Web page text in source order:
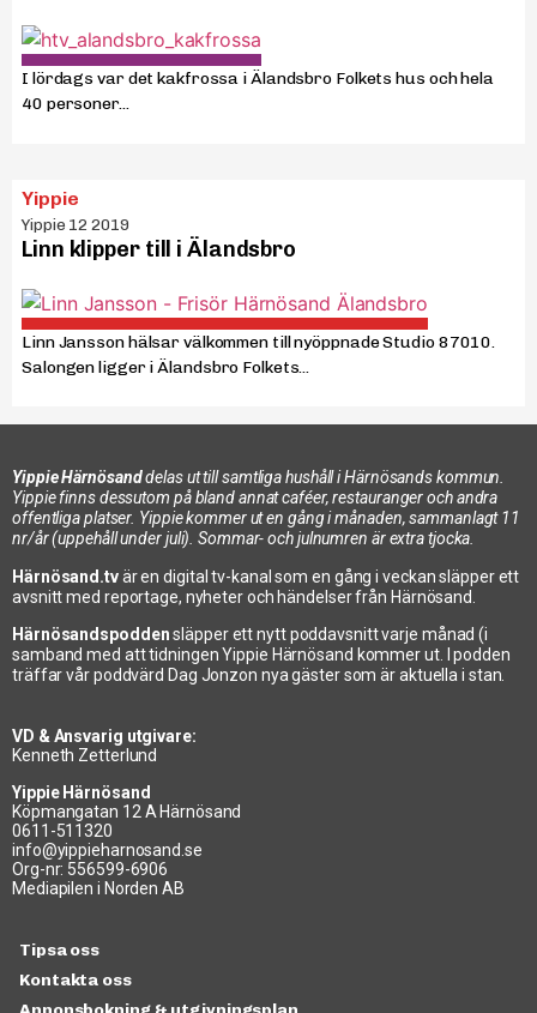
I lördags var det kakfrossa i Älandsbro Folkets hus och hela
40 personer...
Yippie
Yippie 12 2019
Linn klipper till i Älandsbro
Linn Jansson hälsar välkommen till nyöppnade Studio 87010.
Salongen ligger i Älandsbro Folkets...
Yippie Härnösanddelas ut till samtliga hushåll i Härnösands kommun.
Yippie finns dessutom på bland annat caféer, restauranger och andra
offentliga platser. Yippie kommer ut en gång i månaden, sammanlagt 11
nr/år (uppehåll under juli). Sommar- och julnumren är extra tjocka.
Härnösand.tvär en digital tv-kanal som en gång i veckan släpper ett
avsnitt med reportage, nyheter och händelser från Härnösand.
Härnösandspoddensläpper ett nytt poddavsnitt varje månad (i
samband med att tidningen Yippie Härnösand kommer ut. I podden
träffar vår poddvärd Dag Jonzon nya gäster som är aktuella i stan.
VD & Ansvarig utgivare:
Kenneth Zetterlund
Yippie Härnösand
Köpmangatan 12 A Härnösand
0611-511320
info@yippieharnosand.se
Org-nr: 556599-6906
Mediapilen i Norden AB
Tipsa oss
Kontakta oss